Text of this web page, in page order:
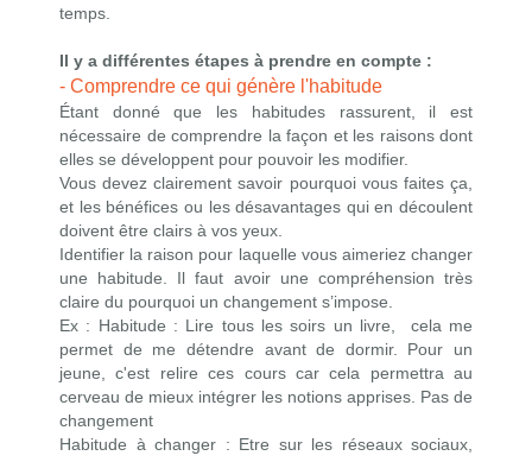
temps.
Il y a différentes étapes à prendre en compte :
- Comprendre ce qui génère l'habitude
Étant donné que les habitudes rassurent, il est
nécessaire de comprendre la façon et les raisons dont
elles se développent pour pouvoir les modifier.
Vous devez clairement savoir pourquoi vous faites ça,
et les bénéfices ou les désavantages qui en découlent
doivent être clairs à vos yeux.
Identifier la raison pour laquelle vous aimeriez changer
une habitude. Il faut avoir une compréhension très
claire du pourquoi un changement s’impose.
Ex : Habitude : Lire tous les soirs un livre, cela me
permet de me détendre avant de dormir. Pour un
jeune, c'est relire ces cours car cela permettra au
cerveau de mieux intégrer les notions apprises. Pas de
changement
Habitude à changer : Etre sur les réseaux sociaux,